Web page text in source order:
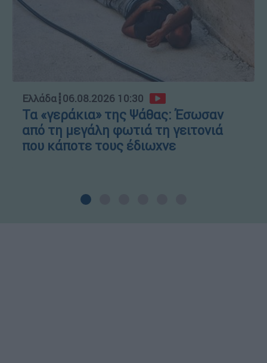
Ελλάδα┋06.08.2026 10:30
Τα «γεράκια» της Ψάθας: Έσωσαν
από τη μεγάλη φωτιά τη γειτονιά
που κάποτε τους έδιωχνε